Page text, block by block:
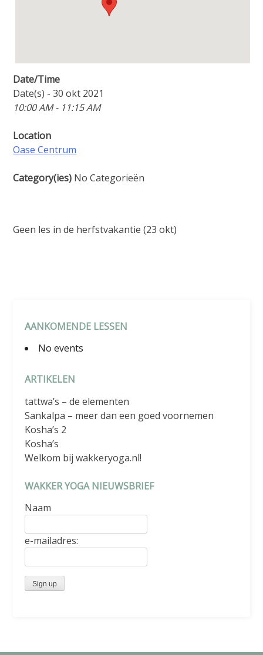
Date/Time
Date(s) - 30 okt 2021
10:00 AM - 11:15 AM
Location
Oase Centrum
Category(ies) No Categorieën
Geen les in de herfstvakantie (23 okt)
AANKOMENDE LESSEN
No events
ARTIKELEN
tattwa’s – de elementen
Sankalpa – meer dan een goed voornemen
Kosha’s 2
Kosha’s
Welkom bij wakkeryoga.nl!
WAKKER YOGA NIEUWSBRIEF
Naam
e-mailadres: